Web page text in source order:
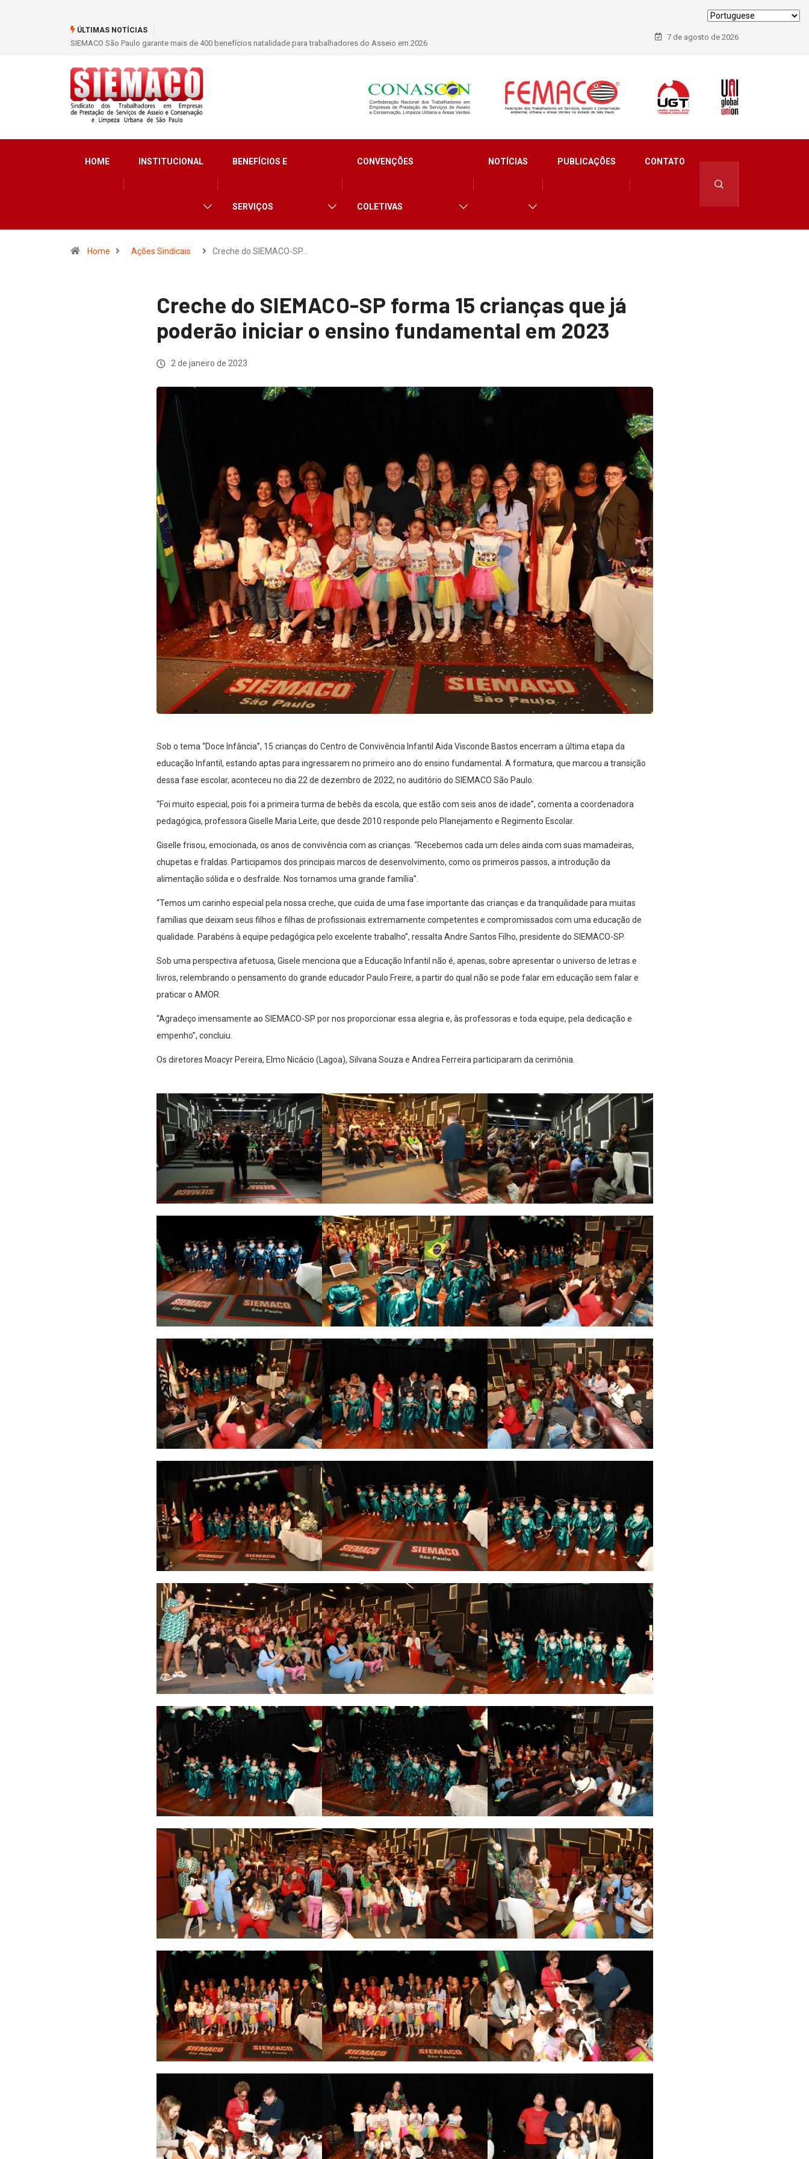
ÚLTIMAS NOTÍCIAS
SIEMACO São Paulo marca presença em conferência internacional que debate os desafios do setor de limpeza e segurança
7 de agosto de 2026
HOME INSTITUCIONAL BENEFÍCIOS E
SERVIÇOS
CONVENÇÕES
COLETIVAS
NOTÍCIAS PUBLICAÇÕES CONTATO
Home Ações Sindicais Creche do SIEMACO-SP…
Creche do SIEMACO-SP forma 15 crianças que já
poderão iniciar o ensino fundamental em 2023
2 de janeiro de 2023
Sob o tema “Doce Infância”, 15 crianças do Centro de Convivência Infantil Aida Visconde Bastos encerram a última etapa da
educação Infantil, estando aptas para ingressarem no primeiro ano do ensino fundamental. A formatura, que marcou a transição
dessa fase escolar, aconteceu no dia 22 de dezembro de 2022, no auditório do SIEMACO São Paulo.
“Foi muito especial, pois foi a primeira turma de bebês da escola, que estão com seis anos de idade”, comenta a coordenadora
pedagógica, professora Giselle Maria Leite, que desde 2010 responde pelo Planejamento e Regimento Escolar.
Giselle frisou, emocionada, os anos de convivência com as crianças. “Recebemos cada um deles ainda com suas mamadeiras,
chupetas e fraldas. Participamos dos principais marcos de desenvolvimento, como os primeiros passos, a introdução da
alimentação sólida e o desfralde. Nos tornamos uma grande família”.
“Temos um carinho especial pela nossa creche, que cuida de uma fase importante das crianças e da tranquilidade para muitas
famílias que deixam seus filhos e filhas de profissionais extremamente competentes e compromissados com uma educação de
qualidade. Parabéns à equipe pedagógica pelo excelente trabalho”, ressalta Andre Santos Filho, presidente do SIEMACO-SP.
Sob uma perspectiva afetuosa, Gisele menciona que a Educação Infantil não é, apenas, sobre apresentar o universo de letras e
livros, relembrando o pensamento do grande educador Paulo Freire, a partir do qual não se pode falar em educação sem falar e
praticar o AMOR.
“Agradeço imensamente ao SIEMACO-SP por nos proporcionar essa alegria e, às professoras e toda equipe, pela dedicação e
empenho”, concluiu.
Os diretores Moacyr Pereira, Elmo Nicácio (Lagoa), Silvana Souza e Andrea Ferreira participaram da cerimônia.